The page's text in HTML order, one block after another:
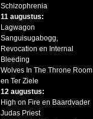
Schizophrenia
11 augustus:
Lagwagon
Sanguisugabogg,
Revocation en Internal
Bleeding
Wolves In The Throne Room
en Ter Ziele
12 augustus:
High on Fire en Baardvader
Judas Priest